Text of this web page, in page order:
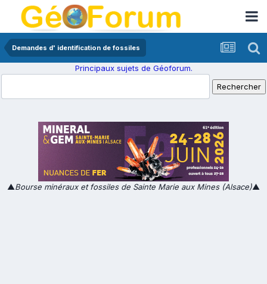
Demandes d' identification de fossiles
Principaux sujets de Géoforum.
▲Bourse minéraux et fossiles de Sainte Marie aux Mines (Alsace)▲